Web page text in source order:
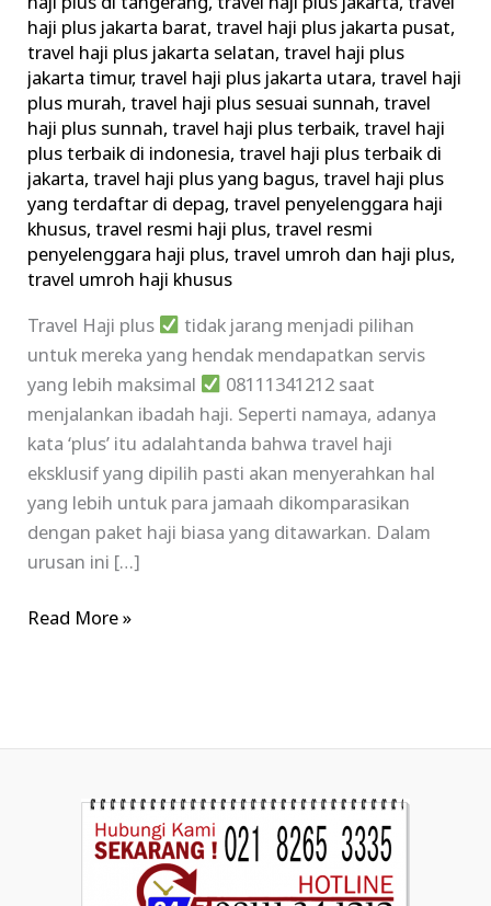
haji plus jakarta barat,travel haji plus jakarta pusat,
travel haji plus jakarta selatan,travel haji plus
jakarta timur,travel haji plus jakarta utara,travel haji
plus murah,travel haji plus sesuai sunnah,travel
haji plus sunnah,travel haji plus terbaik,travel haji
plus terbaik di indonesia,travel haji plus terbaik di
jakarta,travel haji plus yang bagus,travel haji plus
yang terdaftar di depag,travel penyelenggara haji
khusus,travel resmi haji plus,travel resmi
penyelenggara haji plus,travel umroh dan haji plus,
travel umroh haji khusus
Travel Haji plus
tidak jarang menjadi pilihan
untuk mereka yang hendak mendapatkan servis
yang lebih maksimal
08111341212 saat
menjalankan ibadah haji. Seperti namaya, adanya
kata ‘plus’ itu adalahtanda bahwa travel haji
eksklusif yang dipilih pasti akan menyerahkan hal
yang lebih untuk para jamaah dikomparasikan
dengan paket haji biasa yang ditawarkan. Dalam
urusan ini […]
Read More »